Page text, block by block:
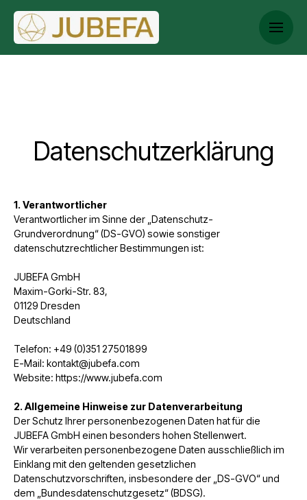
Datenschutzerklärung
1. Verantwortlicher
Verantwortlicher im Sinne der „Datenschutz-
Grundverordnung“ (DS-GVO) sowie sonstiger
datenschutzrechtlicher Bestimmungen ist:
JUBEFA GmbH
Maxim-Gorki-Str. 83,
01129 Dresden
Deutschland
Telefon: +49 (0)351 27501899
E-Mail: kontakt@jubefa.com
Website: https://www.jubefa.com
2. Allgemeine Hinweise zur Datenverarbeitung
Der Schutz Ihrer personenbezogenen Daten hat für die
JUBEFA GmbH einen besonders hohen Stellenwert.
Wir verarbeiten personenbezogene Daten ausschließlich im
Einklang mit den geltenden gesetzlichen
Datenschutzvorschriften, insbesondere der „DS-GVO“ und
dem „Bundesdatenschutzgesetz“ (BDSG).